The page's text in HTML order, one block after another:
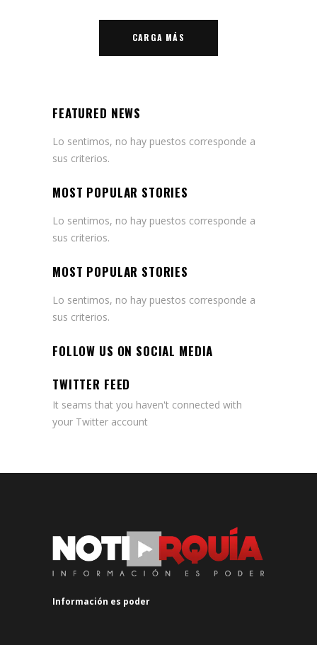
CARGA MÁS
FEATURED NEWS
Lo sentimos, no hay puestos corresponde a
sus criterios.
MOST POPULAR STORIES
Lo sentimos, no hay puestos corresponde a
sus criterios.
MOST POPULAR STORIES
Lo sentimos, no hay puestos corresponde a
sus criterios.
FOLLOW US ON SOCIAL MEDIA
TWITTER FEED
It seams that you haven't connected with
your Twitter account
Información es poder